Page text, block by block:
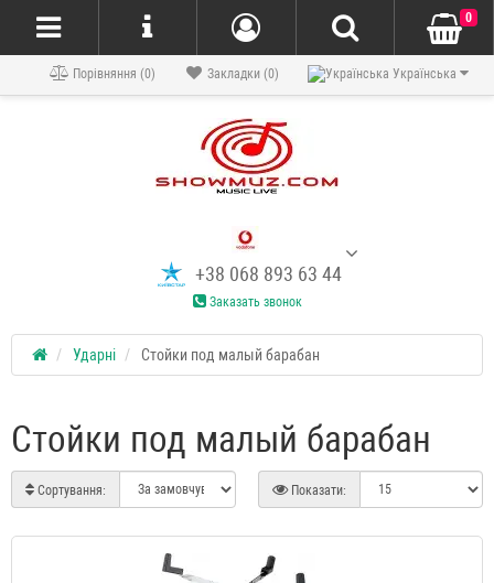
Українська
Закладки (0)
Порівняння (0)
+38 068 893 63 44
Заказать звонок
0
Ударні Стойки под малый барабан
Стойки под малый барабан
Сортування: Показати: